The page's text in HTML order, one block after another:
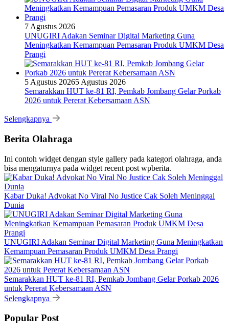
7 Agustus 2026
UNUGIRI Adakan Seminar Digital Marketing Guna
Meningkatkan Kemampuan Pemasaran Produk UMKM Desa
Prangi
5 Agustus 20265 Agustus 2026
Semarakkan HUT ke-81 RI, Pemkab Jombang Gelar Porkab
2026 untuk Pererat Kebersamaan ASN
Selengkapnya
Berita Olahraga
Ini contoh widget dengan style gallery pada kategori olahraga, anda
bisa mengaturnya pada widget recent post wpberita.
Kabar Duka! Advokat No Viral No Justice Cak Soleh Meninggal
Dunia
UNUGIRI Adakan Seminar Digital Marketing Guna Meningkatkan
Kemampuan Pemasaran Produk UMKM Desa Prangi
Semarakkan HUT ke-81 RI, Pemkab Jombang Gelar Porkab 2026
untuk Pererat Kebersamaan ASN
Selengkapnya
Popular Post